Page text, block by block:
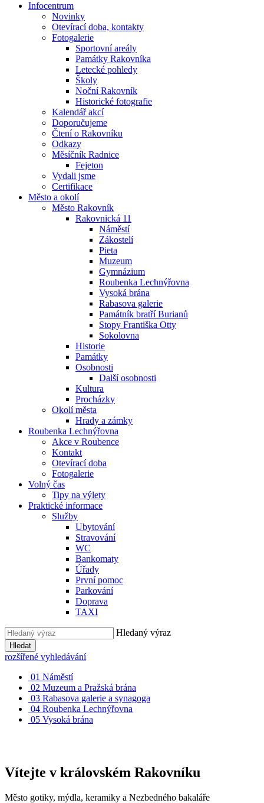
Infocentrum
Novinky
Otevírací doba, kontakty
Fotogalerie
Sportovní areály
Památky Rakovníka
Letecké pohledy
Školy
Noční Rakovník
Historické fotografie
Kalendář akcí
Doporučujeme
Čtení o Rakovníku
Odkazy
Měsíčník Radnice
Fejeton
Vydali jsme
Certifikace
Město a okolí
Město Rakovník
Rakovnická 11
Náměstí
Zákostelí
Pieta
Muzeum
Gymnázium
Roubenka Lechnýřovna
Vysoká brána
Rabasova galerie
Památník bratří Burianů
Stopy Františka Otty
Sokolovna
Historie
Památky
Osobnosti
Další osobnosti
Kultura
Procházky
Okolí města
Hrady a zámky
Roubenka Lechnýřovna
Akce v Roubence
Kontakt
Otevírací doba
Fotogalerie
Volný čas
Tipy na výlety
Praktické informace
Služby
Ubytování
Stravování
WC
Bankomaty
Úřady
První pomoc
Parkování
Doprava
TAXI
Hledaný výraz
Hledat
rozšířené vyhledávání
01 Náměstí
02 Muzeum a Pražská brána
03 Rabasova galerie a synagoga
04 Roubenka Lechnýřovna
05 Vysoká brána
Vítejte v královském Rakovníku
Město gotiky, mýdla, keramiky a Nezbedného bakaláře